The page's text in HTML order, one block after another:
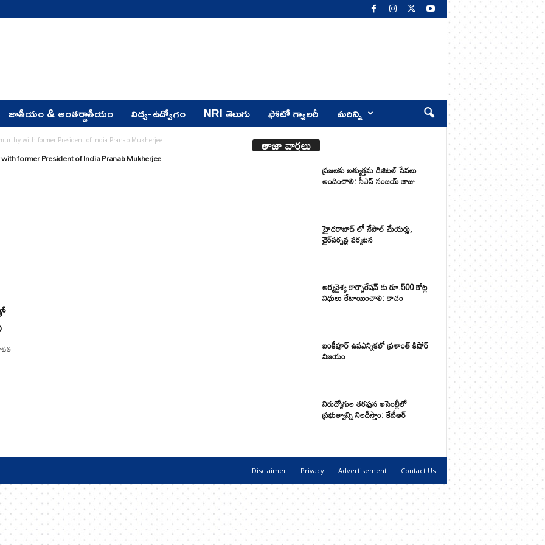
జాతీయం & అంతర్జాతీయం విద్య-ఉద్యోగం NRI తెలుగు ఫోటో గ్యాలరీ మరిన్ని
with former President of India Pranab Mukherjee
former President of India Pranab Mukherjee
తాజా వార్తలు
ప్రజలకు అత్యుత్తమ డిజిటల్ సేవలు
అందించాలి: సీఎస్ సంజయ్ జాజు
హైదరాబాద్ లో నేపాల్ మేయర్లు,
ఛైర్‌పర్సన్ల పర్యటన
ఆర్యవైశ్య కార్పొరేషన్ కు రూ.500 కోట్ల
నిధులు కేటాయించాలి: కాచం
బంకీపూర్ ఉపఎన్నికలో ప్రశాంత్ కిషోర్
విజయం
నిరుద్యోగుల తరఫున అసెంబ్లీలో
ప్రభుత్వాన్ని నిలదీస్తాం: కేటీఆర్
Disclaimer Privacy Advertisement Contact Us